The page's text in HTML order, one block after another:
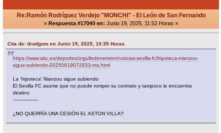
Re:Ramón Rodríguez Verdejo "MONCHI" - El León de San Fernando
« Respuesta #17040 en: Junio 19, 2025, 11:52 Horas »
Cita de: drodgom en Junio 19, 2025, 10:35 Horas
https://www.abc.es/deportes/orgullodenervion/noticias-sevilla-fc/hipoteca-nianzou-
sigue-subiendo-20250619072933-nts.html
La 'hipoteca' Nianzou sigue subiendo
El Sevilla FC asume que no puede romper su contrato y tampoco le encuentra
destino
-----------------
¿NO QUERRÍA UNA CESIÓN EL ASTON VILLA?